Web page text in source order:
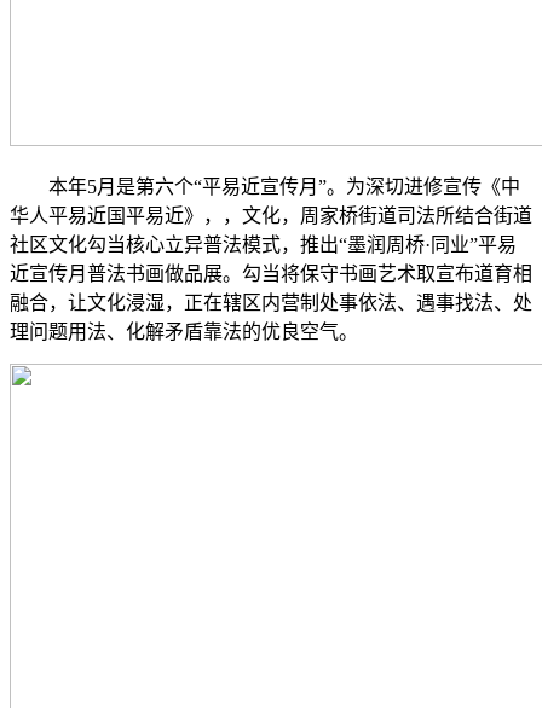
本年5月是第六个“平易近宣传月”。为深切进修宣传《中
华人平易近国平易近》，，文化，周家桥街道司法所结合街道
社区文化勾当核心立异普法模式，推出“墨润周桥·同业”平易
近宣传月普法书画做品展。勾当将保守书画艺术取宣布道育相
融合，让文化浸湿，正在辖区内营制处事依法、遇事找法、处
理问题用法、化解矛盾靠法的优良空气。